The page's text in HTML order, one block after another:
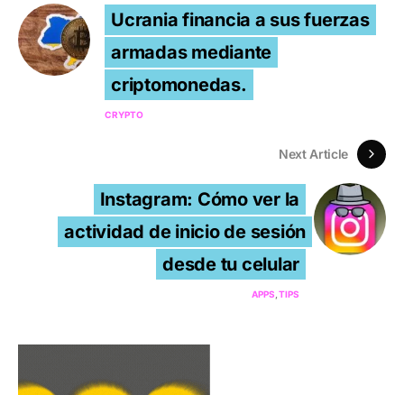
Ucrania financia a sus fuerzas
armadas mediante
criptomonedas.
CRYPTO
Next Article
Instagram: Cómo ver la
actividad de inicio de sesión
desde tu celular
APPS TIPS